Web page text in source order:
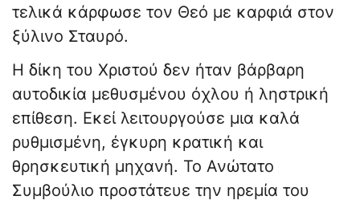
τελικά κάρφωσε τον Θεό με καρφιά στον
ξύλινο Σταυρό.
Η δίκη του Χριστού δεν ήταν βάρβαρη
αυτοδικία μεθυσμένου όχλου ή ληστρική
επίθεση. Εκεί λειτουργούσε μια καλά
ρυθμισμένη, έγκυρη κρατική και
θρησκευτική μηχανή. Το Ανώτατο
Συμβούλιο προστάτευε την ηρεμία του